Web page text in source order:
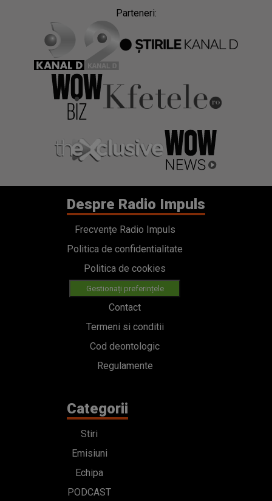
Despre Radio Impuls
Frecvențe Radio Impuls
Politica de confidentialitate
Politica de cookies
Contact
Termeni si conditii
Cod deontologic
Regulamente
Categorii
Stiri
Emisiuni
Echipa
Concursuri
HOT40
Bd. Mărăști 65-67,